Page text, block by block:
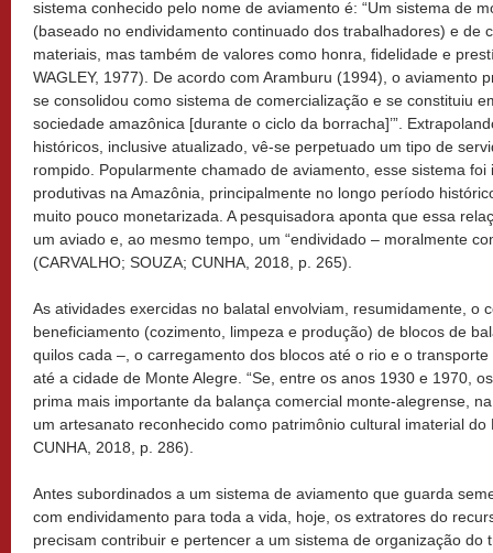
sistema conhecido pelo nome de aviamento é: “Um sistema de
(baseado no endividamento continuado dos trabalhadores) e de
materiais, mas também de valores como honra, fidelidade e
WAGLEY, 1977). De acordo com Aramburu (1994), o aviamento
se consolidou como sistema de comercialização e se constituiu
sociedade amazônica [durante o ciclo da borracha]’”.
históricos, inclusive atualizado, vê-se perpetuado um tipo de
rompido. Popularmente chamado de aviamento, esse sistema
produtivas na Amazônia, principalmente no longo período
muito pouco monetarizada. A pesquisadora aponta que essa
um aviado e, ao mesmo tempo, um “endividado – moralmente
(CARVALHO; SOUZA; CUNHA, 2018, p. 265).
As atividades exercidas no balatal envolviam, resumidamente, o
beneficiamento (cozimento, limpeza e produção) de blocos de
quilos cada –, o carregamento dos blocos até o rio e o
até a cidade de Monte Alegre. “Se, entre os anos 1930 e 1970,
prima mais importante da balança comercial monte-alegrense,
um artesanato reconhecido como patrimônio cultural imaterial do
CUNHA, 2018, p. 286).
Antes subordinados a um sistema de aviamento que guarda
com endividamento para toda a vida, hoje, os extratores do
precisam contribuir e pertencer a um sistema de organização do